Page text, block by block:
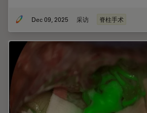
Dec 09, 2025 采访 脊柱手术